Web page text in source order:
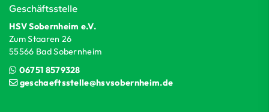
Geschäftsstelle
HSV Sobernheim e.V.
Zum Staaren 26
55566 Bad Sobernheim
06751 8579328
geschaeftsstelle@hsvsobernheim.de